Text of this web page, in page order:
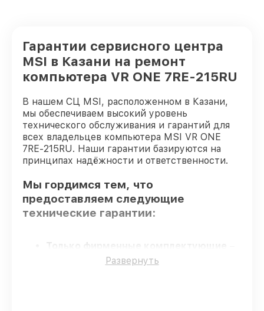
Гарантии сервисного центра
MSI в Казани на ремонт
компьютера VR ONE 7RE-215RU
В нашем СЦ MSI, расположенном в Казани,
мы обеспечиваем высокий уровень
технического обслуживания и гарантий для
всех владельцев компьютера MSI VR ONE
7RE-215RU. Наши гарантии базируются на
принципах надёжности и ответственности.
Мы гордимся тем, что
предоставляем следующие
технические гарантии:
Только фирменные комплектующие
для всех видов восстановления
Развернуть